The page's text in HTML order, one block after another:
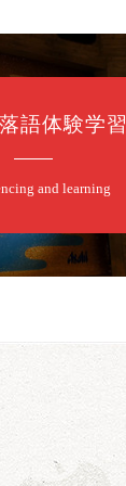
才）／桂春若
落語体験学習
and learning